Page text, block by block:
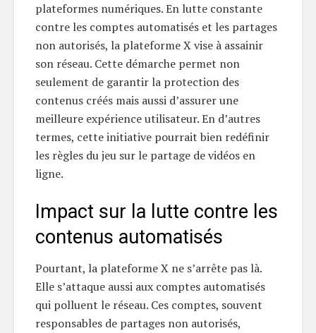
plateformes numériques. En lutte constante
contre les comptes automatisés et les partages
non autorisés, la plateforme X vise à assainir
son réseau. Cette démarche permet non
seulement de garantir la protection des
contenus créés mais aussi d’assurer une
meilleure expérience utilisateur. En d’autres
termes, cette initiative pourrait bien redéfinir
les règles du jeu sur le partage de vidéos en
ligne.
Impact sur la lutte contre les
contenus automatisés
Pourtant, la plateforme X ne s’arrête pas là.
Elle s’attaque aussi aux comptes automatisés
qui polluent le réseau. Ces comptes, souvent
responsables de partages non autorisés,